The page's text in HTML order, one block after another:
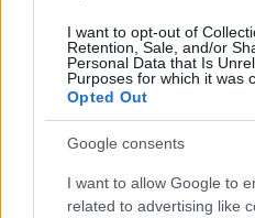
I want to opt-out of
Retention, Sale, and/or
Personal Data that Is
Purposes for which it was
Opted Out
Google consents
I want to allow Google to
related to advertising like